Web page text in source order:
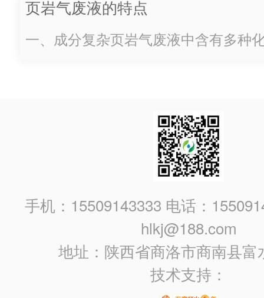
机、压滤机等进行固液分离。调节
的酸碱度，采用中和法调节 pH 值至
页岩气废液的特点
一、成分复杂页岩气废液中含有多种
液的处理难度大大增加。例如，其中
果未经处理直接排放，会对土壤和水
染，影响生态环境和人类健康。二、
手机：15509143333 电话：
hlkj@188.com
地址：陕西省商洛市商南县富
技术支持：